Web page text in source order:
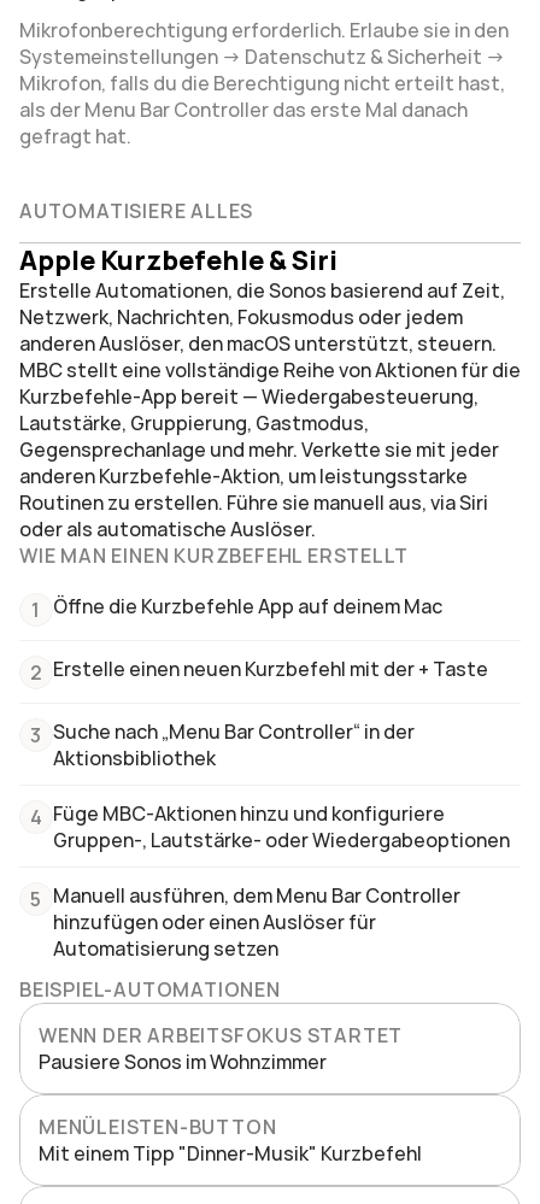
Mikrofonberechtigung erforderlich. Erlaube sie in den
Systemeinstellungen → Datenschutz & Sicherheit →
Mikrofon, falls du die Berechtigung nicht erteilt hast,
als der Menu Bar Controller das erste Mal danach
gefragt hat.
AUTOMATISIERE ALLES
Apple Kurzbefehle & Siri
Erstelle Automationen, die Sonos basierend auf Zeit,
Netzwerk, Nachrichten, Fokusmodus oder jedem
anderen Auslöser, den macOS unterstützt, steuern.
MBC stellt eine vollständige Reihe von Aktionen für die
Kurzbefehle-App bereit — Wiedergabesteuerung,
Lautstärke, Gruppierung, Gastmodus,
Gegensprechanlage und mehr. Verkette sie mit jeder
anderen Kurzbefehle-Aktion, um leistungsstarke
Routinen zu erstellen. Führe sie manuell aus, via Siri
oder als automatische Auslöser.
WIE MAN EINEN KURZBEFEHL ERSTELLT
1 Öffne die Kurzbefehle App auf deinem Mac
2 Erstelle einen neuen Kurzbefehl mit der + Taste
3 Suche nach „Menu Bar Controller“ in der
Aktionsbibliothek
4 Füge MBC-Aktionen hinzu und konfiguriere
Gruppen-, Lautstärke- oder Wiedergabeoptionen
5 Manuell ausführen, dem Menu Bar Controller
hinzufügen oder einen Auslöser für
Automatisierung setzen
BEISPIEL-AUTOMATIONEN
WENN DER ARBEITSFOKUS STARTET
Pausiere Sonos im Wohnzimmer
MENÜLEISTEN-BUTTON
Mit einem Tipp "Dinner-Musik" Kurzbefehl